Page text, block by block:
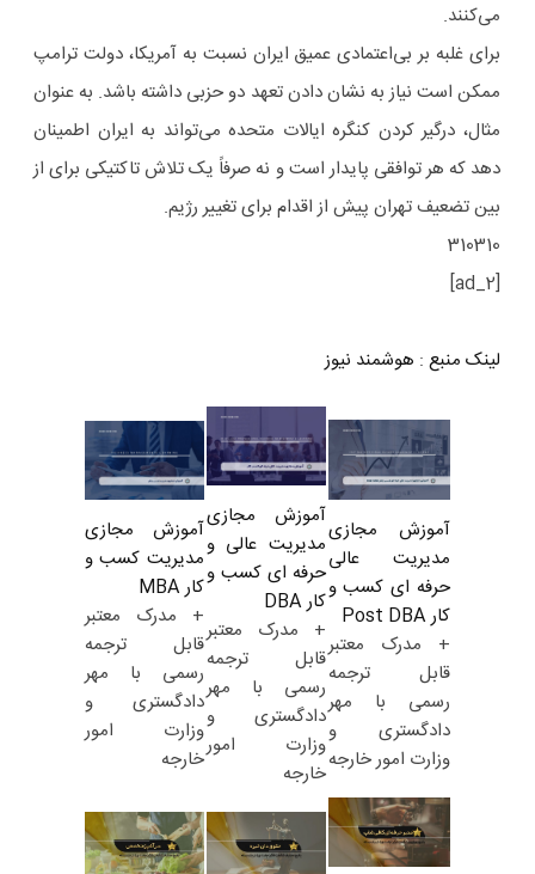
می‌کنند.
برای غلبه بر بی‌اعتمادی عمیق ایران نسبت به آمریکا، دولت ترامپ
ممکن است نیاز به نشان دادن تعهد دو حزبی داشته باشد. به عنوان
مثال، درگیر کردن کنگره ایالات متحده می‌تواند به ایران اطمینان
دهد که هر توافقی پایدار است و نه صرفاً یک تلاش تاکتیکی برای از
بین تضعیف تهران پیش از اقدام برای تغییر رژیم.
310310
[ad_2]
لینک منبع : هوشمند نیوز
آموزش مجازی
مدیریت عالی
حرفه ای کسب و
کار Post DBA
+ مدرک معتبر
قابل ترجمه
رسمی با مهر
دادگستری و
وزارت امور خارجه
آموزش مجازی
مدیریت عالی و
حرفه ای کسب و
کار DBA
+ مدرک معتبر
قابل ترجمه
رسمی با مهر
دادگستری و
وزارت امور
خارجه
آموزش مجازی
مدیریت کسب و
کار MBA
+ مدرک معتبر
قابل ترجمه
رسمی با مهر
دادگستری و
وزارت امور
خارجه